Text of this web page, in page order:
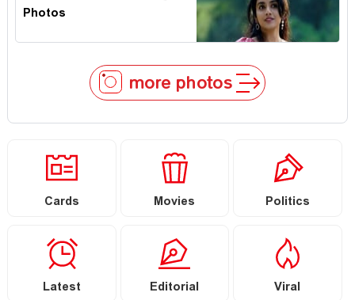
Photos
more photos
Cards Movies Politics
Latest Editorial Viral